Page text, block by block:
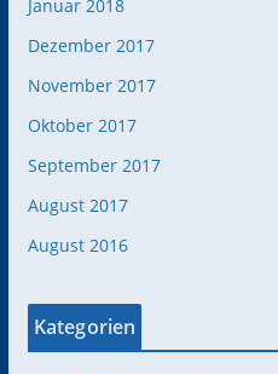
Januar 2018
Dezember 2017
November 2017
Oktober 2017
September 2017
August 2017
August 2016
Kategorien